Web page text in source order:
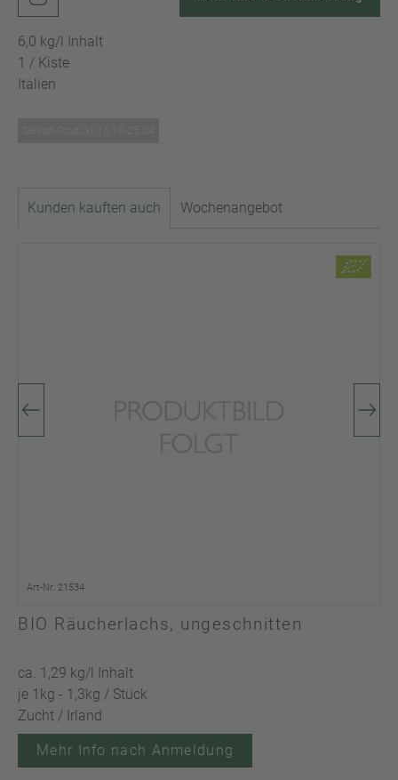
6,0 kg/l Inhalt
1 / Kiste
Italien
Kunden kauften auch Wochenangebot
Art-Nr. 21534
BIO Räucherlachs, ungeschnitten
ca. 1,29 kg/l Inhalt
je 1kg - 1,3kg / Stück
Zucht / Irland
Mehr Info nach Anmeldung